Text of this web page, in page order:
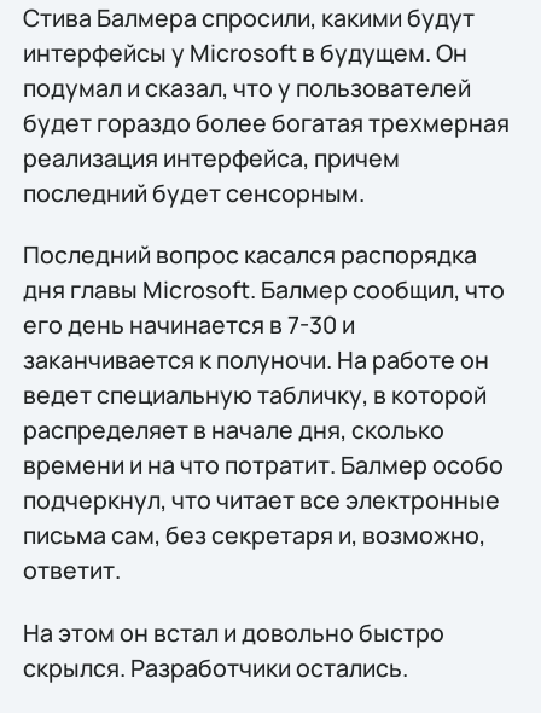
Стива Балмера спросили, какими будут
интерфейсы у Microsoft в будущем. Он
подумал и сказал, что у пользователей
будет гораздо более богатая трехмерная
реализация интерфейса, причем
последний будет сенсорным.
Последний вопрос касался распорядка
дня главы Microsoft. Балмер сообщил, что
его день начинается в 7-30 и
заканчивается к полуночи. На работе он
ведет специальную табличку, в которой
распределяет в начале дня, сколько
времени и на что потратит. Балмер особо
подчеркнул, что читает все электронные
письма сам, без секретаря и, возможно,
ответит.
На этом он встал и довольно быстро
скрылся. Разработчики остались.